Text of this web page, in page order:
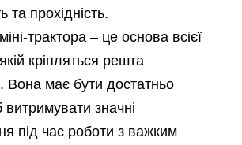
та прохідність.
трактора – це основа всієї
кріпляться решта
Вона має бути достатньо
значні
під час роботи з важким